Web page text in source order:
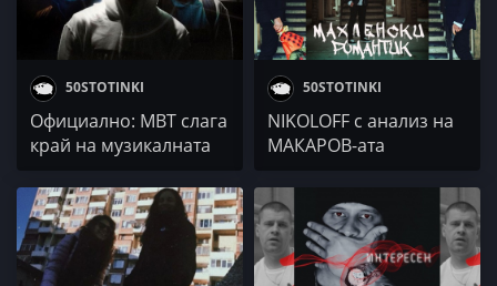
50STOTINKI
Официално: МВТ слага
край на музикалната
и трясък! (БЧБГХХИ)
50STOTINKI
NIKOLOFF с анализ на
МАКАРОВ-ата
(БЧБГХХИ)